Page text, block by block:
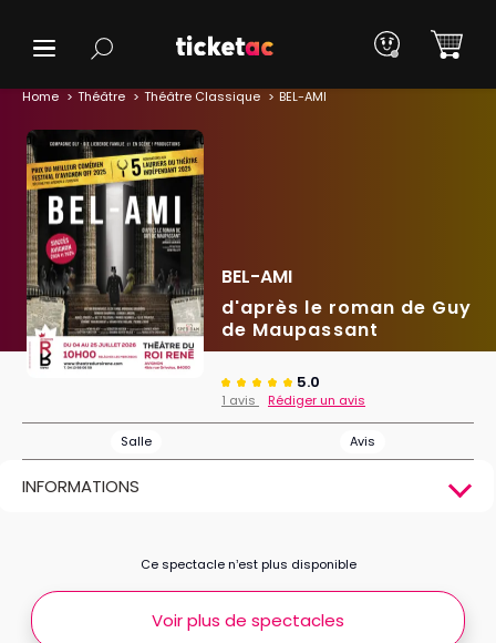
Home Théâtre Théâtre Classique BEL-AMI
BEL-AMI
d'après le roman de Guy
de Maupassant
5.0
1 avis Rédiger un avis
Salle Avis
INFORMATIONS
Ce spectacle n’est plus disponible
Voir plus de spectacles